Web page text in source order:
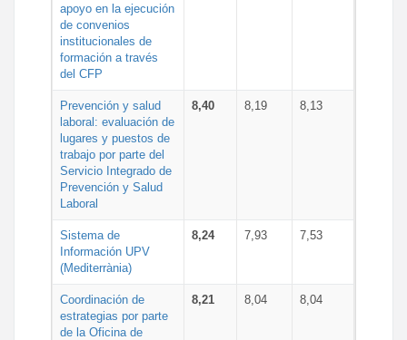
apoyo en la ejecución
de convenios
institucionales de
formación a través
del CFP
Prevención y salud
laboral: evaluación de
lugares y puestos de
trabajo por parte del
Servicio Integrado de
Prevención y Salud
Laboral
8,40 8,19 8,13
Sistema de
Información UPV
(Mediterrània)
8,24 7,93 7,53
Coordinación de
estrategias por parte
de la Oficina de
8,21 8,04 8,04